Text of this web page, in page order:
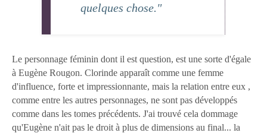
quelques chose."
Le personnage féminin dont il est question, est une sorte d'égale
à Eugène Rougon. Clorinde apparaît comme une femme
d'influence, forte et impressionnante, mais la relation entre eux ,
comme entre les autres personnages, ne sont pas développés
comme dans les tomes précédents. J'ai trouvé cela dommage
qu'Eugène n'ait pas le droit à plus de dimensions au final... la